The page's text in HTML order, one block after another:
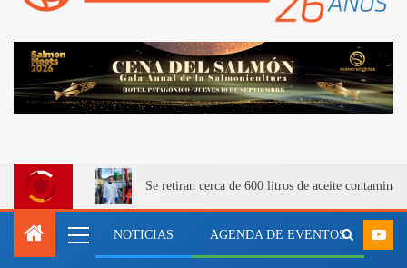
Se retiran cerca de 600 litros de aceite
NOTICIAS AGENDA DE EVENTOS